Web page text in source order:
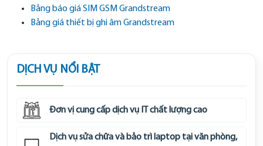
Bảng báo giá SIM GSM Grandstream
Bảng giá thiết bị ghi âm Grandstream
DỊCH VỤ NỔI BẬT
Đơn vị cung cấp dịch vụ IT chất lượng cao
Dịch vụ sửa chữa và bảo trì laptop tại văn phòng,